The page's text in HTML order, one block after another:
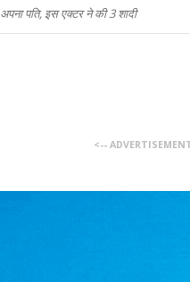
पति, इस एक्टर ने की 3 शादी
<--